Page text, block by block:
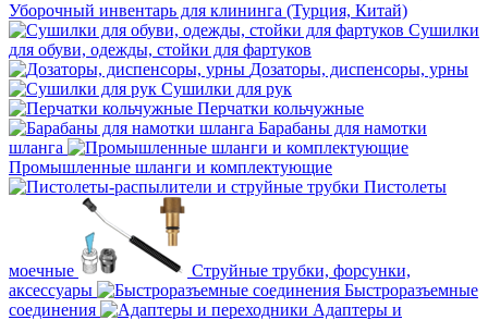
Уборочный инвентарь для клининга (Турция, Китай)
Сушилки
для обуви, одежды, стойки для фартуков
Дозаторы, диспенсоры, урны
Сушилки для рук
Перчатки кольчужные
Барабаны для намотки
шланга
Промышленные шланги и комплектующие
Пистолеты
моечные
Струйные трубки, форсунки,
аксессуары
Быстроразъемные
соединения
Адаптеры и